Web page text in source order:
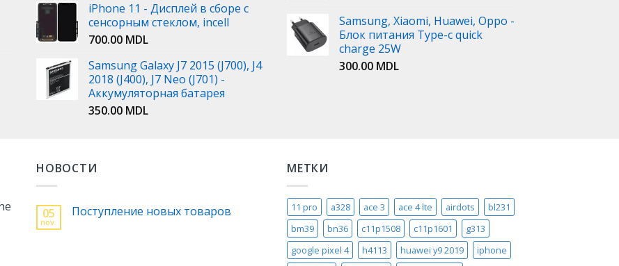
iPhone 11 - Дисплей в сборе с
сенсорным стеклом, incell
700.00 MDL
Samsung Galaxy J7 2015 (J700), J4
2018 (J400), J7 Neo (J701) -
Аккумуляторная батарея
350.00 MDL
Samsung, Xiaomi, Huawei, Oppo -
Блок питания Type-c quick
charge 25W
300.00 MDL
НОВОСТИ
05
nov.
Поступление новых товаров
МЕТКИ
11 pro a328 ace 3 ace 4 lte airdots
bl231
bm39
bn36 c11p1508 c11p1601
g313
google pixel 4
h4113 huawei y9 2019
iphone